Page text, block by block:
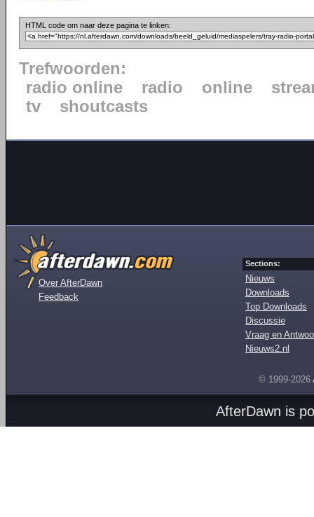
HTML code om naar deze pagina te linken:
Trefwoorden:
radio online
radio online
tv
shoutcasts
Over AfterDawn
Feedback
Sections:
Nieuws
Downloads
Top Downloads
Discussie
Vraag en
Nieuws2.nl
© 1999-2026
AfterDawn is